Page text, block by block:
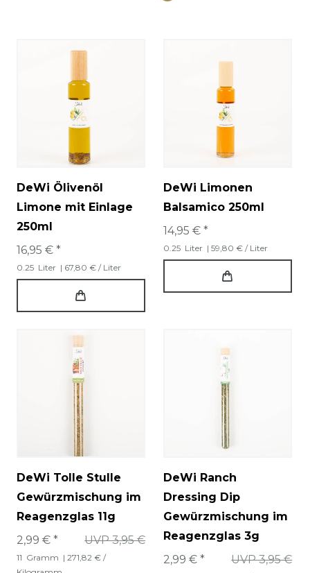
DeWi Ölivenöl
Limone mit Einlage
250ml
16,95 € *
0.25 Liter | 67,80 € / Liter
DeWi Limonen
Balsamico 250ml
14,95 € *
0.25 Liter | 59,80 € / Liter
DeWi Tolle Stulle
Gewürzmischung im
Reagenzglas 11g
UVP 3,95 €
2,99 € *
11 Gramm | 271,82 € /
DeWi Ranch
Dressing Dip
Gewürzmischung im
Reagenzglas 3g
UVP 3,95 €
2,99 € *